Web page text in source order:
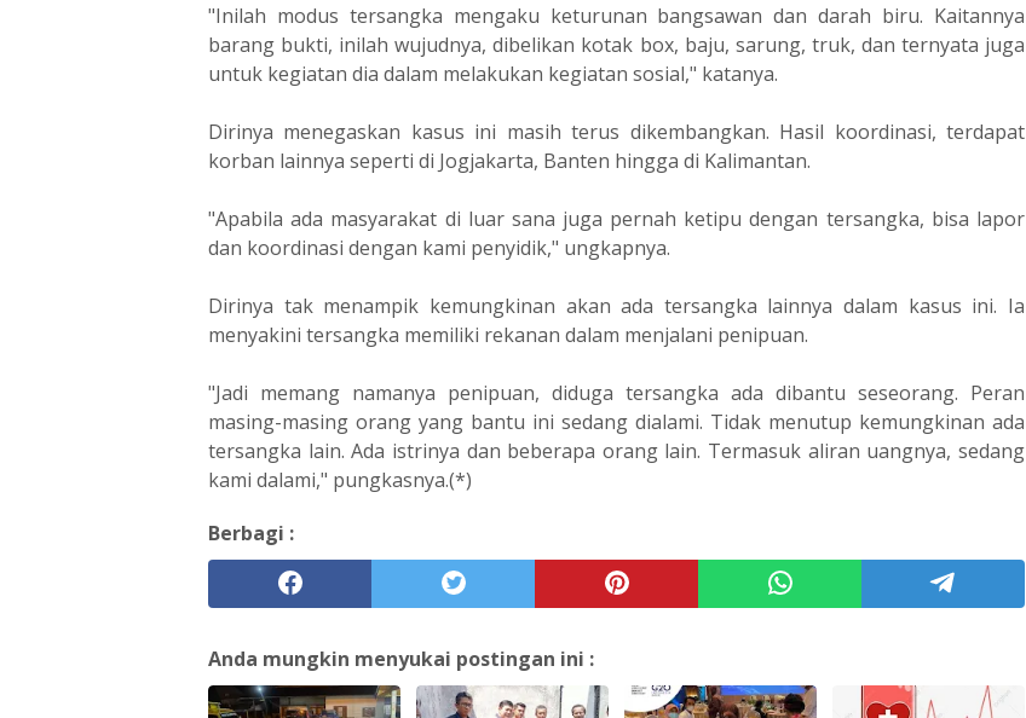
"Inilah modus tersangka mengaku keturunan bangsawan dan darah biru. Kaitannya
barang bukti, inilah wujudnya, dibelikan kotak box, baju, sarung, truk, dan ternyata juga
untuk kegiatan dia dalam melakukan kegiatan sosial," katanya.
Dirinya menegaskan kasus ini masih terus dikembangkan. Hasil koordinasi, terdapat
korban lainnya seperti di Jogjakarta, Banten hingga di Kalimantan.
"Apabila ada masyarakat di luar sana juga pernah ketipu dengan tersangka, bisa lapor
dan koordinasi dengan kami penyidik," ungkapnya.
Dirinya tak menampik kemungkinan akan ada tersangka lainnya dalam kasus ini. Ia
menyakini tersangka memiliki rekanan dalam menjalani penipuan.
"Jadi memang namanya penipuan, diduga tersangka ada dibantu seseorang. Peran
masing-masing orang yang bantu ini sedang dialami. Tidak menutup kemungkinan ada
tersangka lain. Ada istrinya dan beberapa orang lain. Termasuk aliran uangnya, sedang
kami dalami," pungkasnya.(*)
Berbagi :
Anda mungkin menyukai postingan ini :